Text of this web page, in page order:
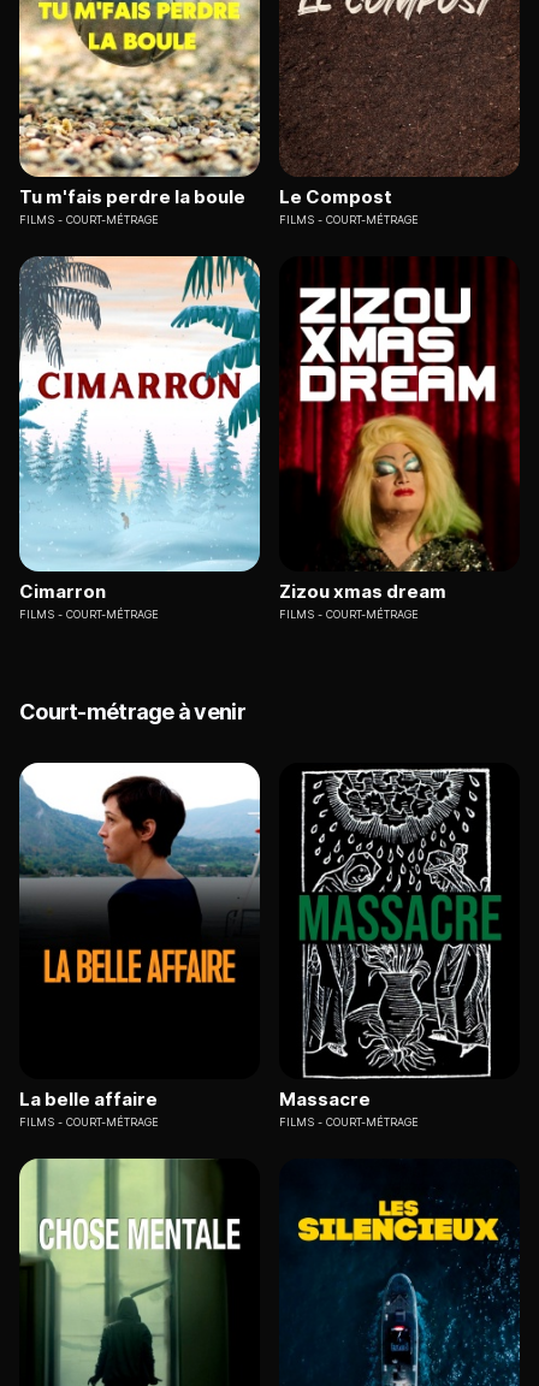
Tu m'fais perdre la boule
FILMS COURT-MÉTRAGE
Le Compost
FILMS COURT-MÉTRAGE
Cimarron
FILMS COURT-MÉTRAGE
Zizou xmas dream
FILMS COURT-MÉTRAGE
Court-métrage à venir
La belle affaire
FILMS COURT-MÉTRAGE
Massacre
FILMS COURT-MÉTRAGE